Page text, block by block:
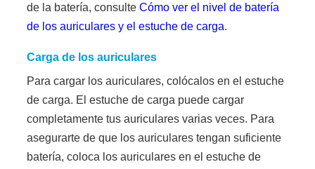
de la batería, consulteCómo ver el nivel de batería
de los auriculares y el estuche de carga.
Carga de los auriculares
Para cargar los auriculares, colócalos en el estuche
de carga. El estuche de carga puede cargar
completamente tus auriculares varias veces. Para
asegurarte de que los auriculares tengan suficiente
batería, coloca los auriculares en el estuche de